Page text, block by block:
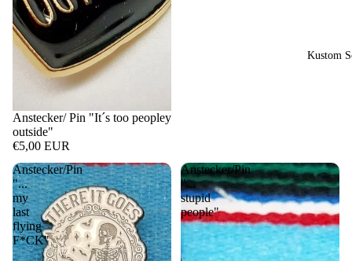
Kustom
Anstecker/ Pin "It´s too peopley
outside"
€5,00 EUR
Anstecker/Pin
"...
my
last
flying
F*CK"
Anstecker/Pin
"...
stupid
people"